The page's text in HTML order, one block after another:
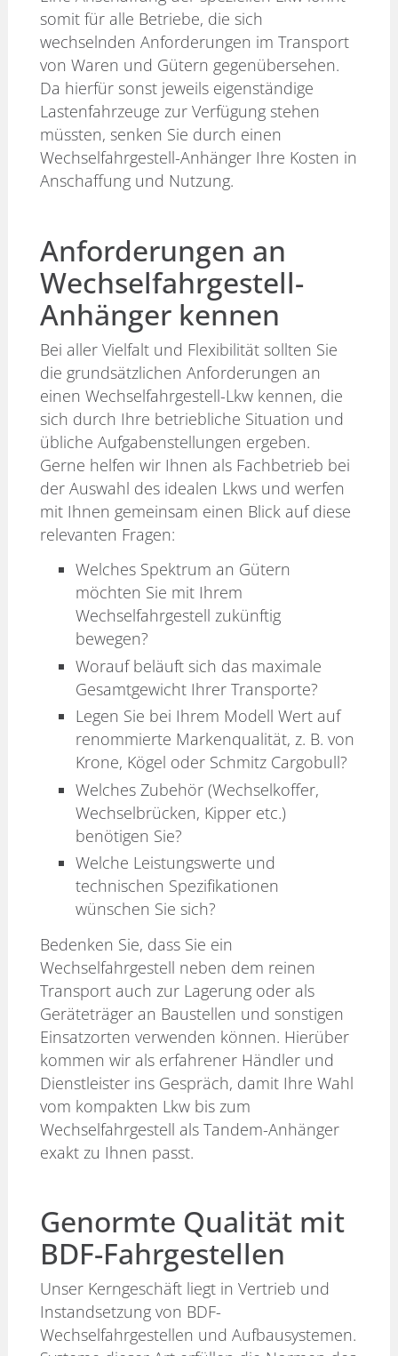
somit für alle Betriebe, die sich
wechselnden Anforderungen im Transport
von Waren und Gütern gegenübersehen.
Da hierfür sonst jeweils eigenständige
Lastenfahrzeuge zur Verfügung stehen
müssten, senken Sie durch einen
Wechselfahrgestell-Anhänger Ihre Kosten in
Anschaffung und Nutzung.
Anforderungen an
Wechselfahrgestell-
Anhänger kennen
Bei aller Vielfalt und Flexibilität sollten Sie
die grundsätzlichen Anforderungen an
einen Wechselfahrgestell-Lkw kennen, die
sich durch Ihre betriebliche Situation und
übliche Aufgabenstellungen ergeben.
Gerne helfen wir Ihnen als Fachbetrieb bei
der Auswahl des idealen Lkws und werfen
mit Ihnen gemeinsam einen Blick auf diese
relevanten Fragen:
Welches Spektrum an Gütern
möchten Sie mit Ihrem
Wechselfahrgestell zukünftig
bewegen?
Worauf beläuft sich das maximale
Gesamtgewicht Ihrer Transporte?
Legen Sie bei Ihrem Modell Wert auf
renommierte Markenqualität, z. B. von
Krone, Kögel oder Schmitz Cargobull?
Welches Zubehör (Wechselkoffer,
Wechselbrücken, Kipper etc.)
benötigen Sie?
Welche Leistungswerte und
technischen Spezifikationen
wünschen Sie sich?
Bedenken Sie, dass Sie ein
Wechselfahrgestell neben dem reinen
Transport auch zur Lagerung oder als
Geräteträger an Baustellen und sonstigen
Einsatzorten verwenden können. Hierüber
kommen wir als erfahrener Händler und
Dienstleister ins Gespräch, damit Ihre Wahl
vom kompakten Lkw bis zum
Wechselfahrgestell als Tandem-Anhänger
exakt zu Ihnen passt.
Genormte Qualität mit
BDF-Fahrgestellen
Unser Kerngeschäft liegt in Vertrieb und
Instandsetzung von BDF-
Wechselfahrgestellen und Aufbausystemen.